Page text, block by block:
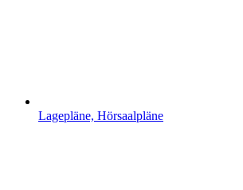
Lagepläne, Hörsaalpläne